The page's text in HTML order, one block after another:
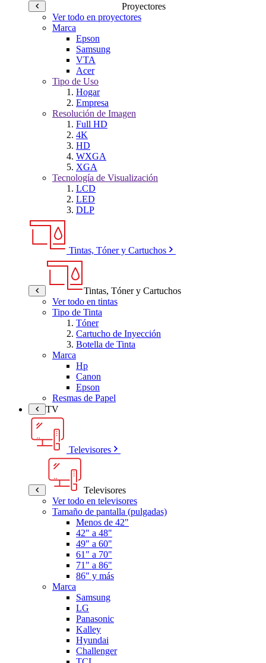
Proyectores
Ver todo en proyectores
Marca
Epson
Samsung
VTA
Acer
Tipo de Uso
Hogar
Empresa
Resolución de Imagen
Full HD
4K
HD
WXGA
XGA
Tecnología de Visualización
LCD
LED
DLP
Tintas, Tóner y Cartuchos
Tintas, Tóner y Cartuchos
Ver todo en tintas
Tipo de Tinta
Tóner
Cartucho de Inyección
Botella de Tinta
Marca
Hp
Canon
Epson
Resmas de Papel
TV
Televisores
Televisores
Ver todo en televisores
Tamaño de pantalla (pulgadas)
Menos de 42"
42" a 48"
49" a 60"
61" a 70"
71" a 86"
86" y más
Marca
Samsung
LG
Panasonic
Kalley
Hyundai
Challenger